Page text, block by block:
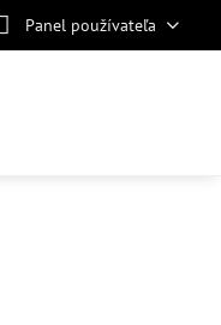
Panel používateľa